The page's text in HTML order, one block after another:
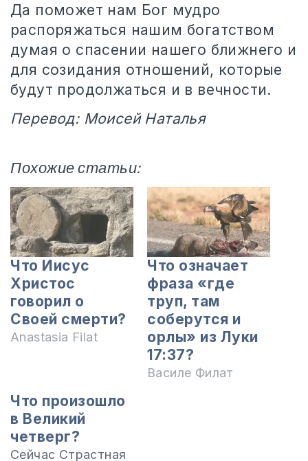
Да поможет нам Бог мудро
распоряжаться нашим богатством
думая о спасении нашего ближнего и
для созидания отношений, которые
будут продолжаться и в вечности.
Перевод: Моисей Наталья
Похожие статьи:
Что Иисус
Христос
говорил о
Своей смерти?
Anastasia Filat
Что означает
фраза «где
труп, там
соберутся и
орлы» из Луки
17:37?
Василе Филат
Что произошло
в Великий
четверг?
Сейчас Страстная